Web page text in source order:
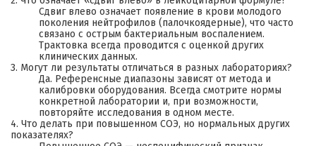
Сдвиг влево означает появление в крови молодого
поколения нейтрофилов (палочкоядерные), что часто
связано с острым бактериальным воспалением.
Трактовка всегда проводится с оценкой других
клинических данных.
3. Могут ли результаты отличаться в разных лабораториях?
Да. Референсные диапазоны зависят от метода и
калибровки оборудования. Всегда смотрите нормы
конкретной лаборатории и, при возможности,
повторяйте исследования в одном месте.
4. Что делать при повышенном СОЭ, но нормальных других
показателях?